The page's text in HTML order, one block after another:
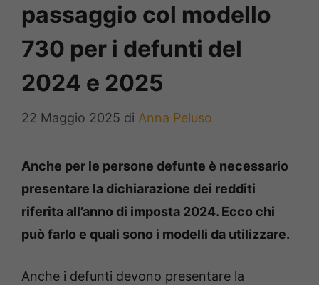
passaggio col modello
730 per i defunti del
2024 e 2025
22 Maggio 2025 di Anna Peluso
Anche per le persone defunte è necessario
presentare la dichiarazione dei redditi
riferita all’anno di imposta 2024. Ecco chi
può farlo e quali sono i modelli da utilizzare.
Anche i defunti devono presentare la